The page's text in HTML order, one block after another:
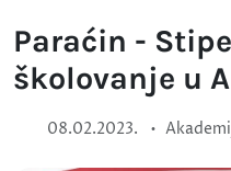
Paraćin -
školovanje u
08.02.2023. •